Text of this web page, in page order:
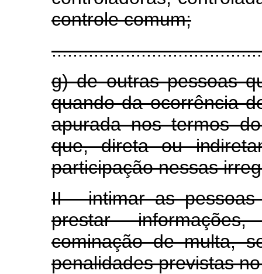
controle comum;
g) de outras pessoas
quando da ocorrência
apurada nos termos
que, direta ou
participação nessas
II - intimar as
prestar
cominação de multa,
penalidades previstas